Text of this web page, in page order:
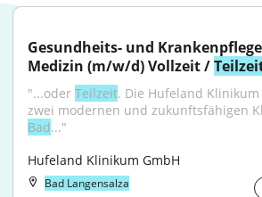
Gesundheits- und
Medizin (m/w/d) Vollzeit /
"...oder Teilzeit. Die Hufeland
Bad..."
Hufeland Klinikum GmbH
Bad Langensalza